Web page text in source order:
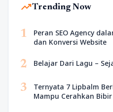
trending_upTrending Now
1
Peran SEO Agency
dan Konversi Website
2 Belajar Dari Lagu –
3
Ternyata 7 Lipbalm
Mampu Cerahkan